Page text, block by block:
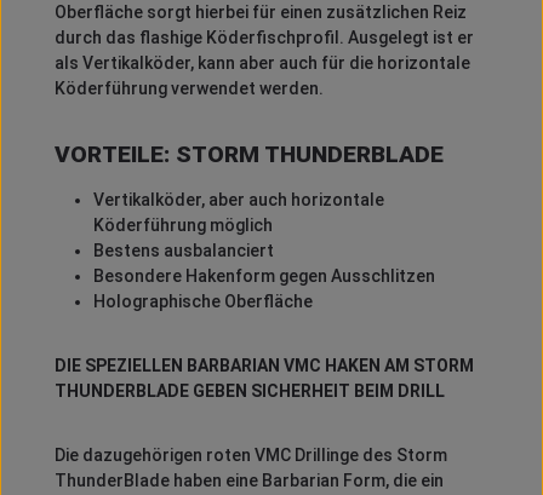
Oberfläche sorgt hierbei für einen zusätzlichen Reiz
durch das flashige Köderfischprofil. Ausgelegt ist er
als Vertikalköder, kann aber auch für die horizontale
Köderführung verwendet werden.
VORTEILE: STORM THUNDERBLADE
Vertikalköder, aber auch horizontale
Köderführung möglich
Bestens ausbalanciert
Besondere Hakenform gegen Ausschlitzen
Holographische Oberfläche
DIE SPEZIELLEN BARBARIAN VMC HAKEN AM STORM
THUNDERBLADE GEBEN SICHERHEIT BEIM DRILL
Die dazugehörigen roten VMC Drillinge des Storm
ThunderBlade haben eine Barbarian Form, die ein